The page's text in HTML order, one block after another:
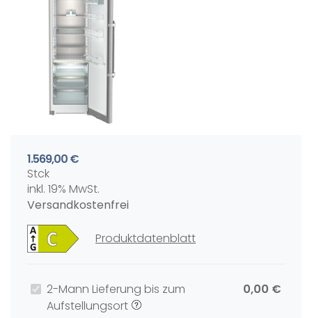
1.569,00 €
Stck
inkl. 19% MwSt.
Versandkostenfrei
Produktdatenblatt
2-Mann Lieferung bis zum
Aufstellungsort
0,00 €